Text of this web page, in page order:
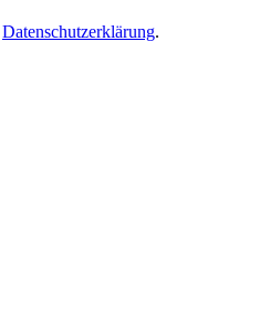
Datenschutzerklärung.